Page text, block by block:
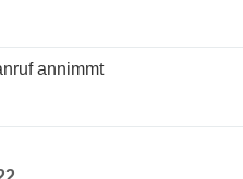
annimmt